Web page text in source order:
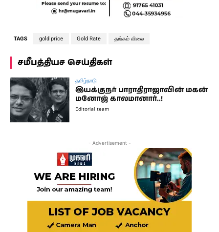
TAGS gold price Gold Rate தங்கம் விலை
சமீபத்தியச செய்திகள்
தமிழ்நாடு
இயக்குநர் பாராதிராஜாவின் மகன்
மனோஜ் காலமானார்..!
Editorial team
- Advertisement -